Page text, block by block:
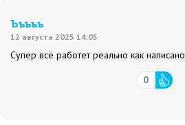
Ъъъъъ
12 августа 2025 14:05
Супер всё работет реально как написано
0